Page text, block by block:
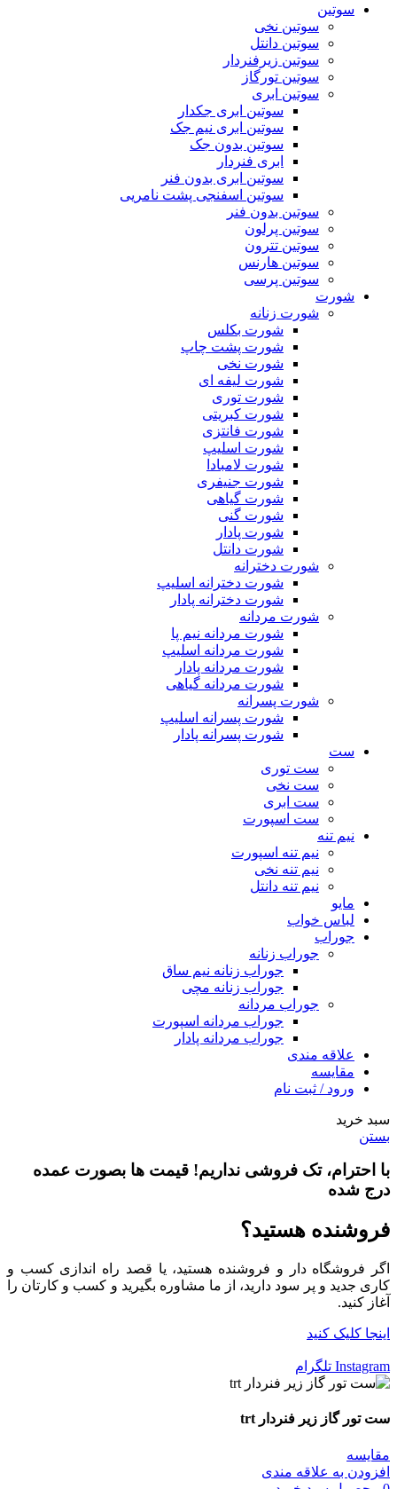
سوتین
سوتین نخی
سوتین دانتل
سوتین زیرفنردار
سوتین تورگاز
سوتین ابری
سوتین ابری جکدار
سوتین ابری نیم جک
سوتین بدون جک
ابری فنردار
سوتین ابری بدون فنر
سوتین اسفنجی پشت نامریی
سوتین بدون فنر
سوتین پرلون
سوتین تترون
سوتین هارنس
سوتین پرسی
شورت
شورت زنانه
شورت بکلس
شورت پشت چاپ
شورت نخی
شورت لیفه ای
شورت توری
شورت کبریتی
شورت فانتزی
شورت اسلیپ
شورت لامبادا
شورت جنیفری
شورت گیاهی
شورت گنی
شورت پادار
شورت دانتل
شورت دخترانه
شورت دخترانه اسلیپ
شورت دخترانه پادار
شورت مردانه
شورت مردانه نیم پا
شورت مردانه اسلیپ
شورت مردانه پادار
شورت مردانه گیاهی
شورت پسرانه
شورت پسرانه اسلیپ
شورت پسرانه پادار
ست
ست توری
ست نخی
ست ابری
ست اسپورت
نیم تنه
نیم تنه اسپورت
نیم تنه نخی
نیم تنه دانتل
مایو
لباس خواب
جوراب
جوراب زنانه
جوراب زنانه نیم ساق
جوراب زنانه مچی
جوراب مردانه
جوراب مردانه اسپورت
جوراب مردانه پادار
علاقه مندی
مقایسه
ورود / ثبت نام
سبد خرید
بستن
با احترام، تک فروشی نداریم! قیمت ها بصورت عمده
درج شده
فروشنده هستید؟
اگر فروشگاه دار و فروشنده هستید، یا قصد راه اندازی کسب و
کاری جدید و پر سود دارید، از ما مشاوره بگیرید و کسب و کارتان را
آغاز کنید.
اینجا کلیک کنید
Instagram تلگرام
ست تور گاز زیر فنردار trt
مقایسه
افزودن به علاقه مندی